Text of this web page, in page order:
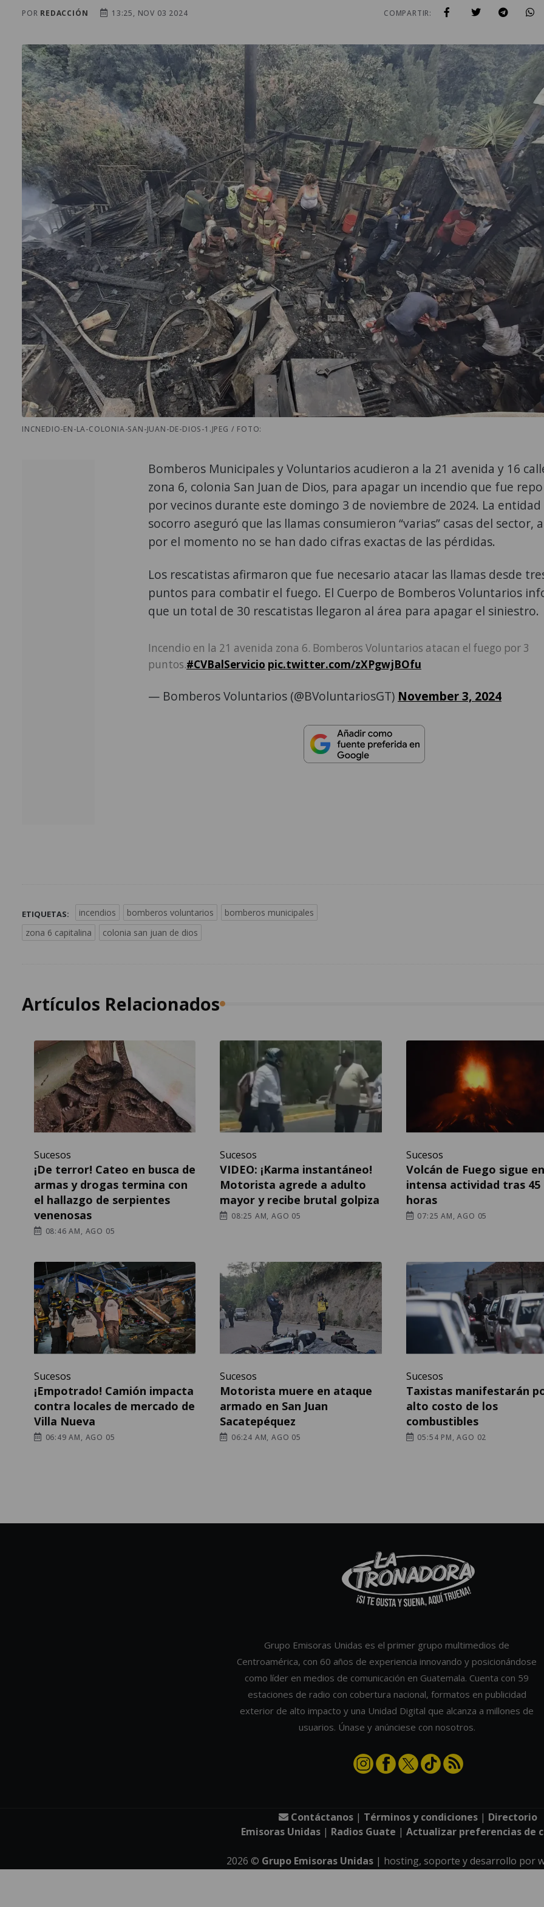
POR REDACCIÓN 13:25, NOV 03 2024 COMPARTIR:
INCNEDIO-EN-LA-COLONIA-SAN-JUAN-DE-DIOS-1.JPEG / FOTO:
Bomberos Municipales y Voluntarios acudieron a la 21 avenida y 16
zona 6, colonia San Juan de Dios, para apagar un incendio que fue
por vecinos durante este domingo 3 de noviembre de 2024. La entidad
socorro aseguró que las llamas consumieron “varias” casas del sector,
por el momento no se han dado cifras exactas de las pérdidas.
Los rescatistas afirmaron que fue necesario atacar las llamas desde
puntos para combatir el fuego. El Cuerpo de Bomberos Voluntarios
que un total de 30 rescatistas llegaron al área para apagar el siniestro.
Incendio en la 21 avenida zona 6. Bomberos Voluntarios atacan el fuego por 3
puntos.#CVBalServicio pic.twitter.com/zXPgwjBOfu
— Bomberos Voluntarios (@BVoluntariosGT) November 3, 2024
ETIQUETAS: incendios bomberos voluntarios
bomberos municipales
zona 6 capitalina
colonia san juan de dios
Artículos Relacionados
Sucesos
¡De terror! Cateo en busca de
armas y drogas termina con
el hallazgo de serpientes
venenosas
08:46 AM, AGO 05
Sucesos
VIDEO: ¡Karma instantáneo!
Motorista agrede a adulto
mayor y recibe brutal golpiza
08:25 AM, AGO 05
Sucesos
Volcán de Fuego sigue en
intensa actividad tras 45
horas
07:25 AM, AGO 05
Sucesos
¡Empotrado! Camión impacta
contra locales de mercado de
Villa Nueva
06:49 AM, AGO 05
Sucesos
Motorista muere en ataque
armado en San Juan
Sacatepéquez
06:24 AM, AGO 05
Sucesos
Taxistas manifestarán
alto costo de los
combustibles
05:54 PM, AGO 02
Grupo Emisoras Unidas es el primer grupo multimedios de
Centroamérica, con 60 años de experiencia innovando y posicionándose
como líder en medios de comunicación en Guatemala. Cuenta con 59
estaciones de radio con cobertura nacional, formatos en publicidad
exterior de alto impacto y una Unidad Digital que alcanza a millones de
usuarios. Únase y anúnciese con nosotros.
Contáctanos | Términos y condiciones | Directorio
Emisoras Unidas| Radios Guate | Actualizar preferencias de
2026 © Grupo Emisoras Unidas | hosting, soporte y desarrollo por